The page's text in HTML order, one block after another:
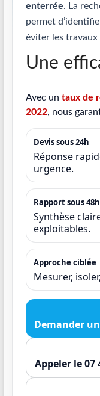
enterrée. La
permet
éviter les travaux
Une
Avec un taux de
2022, nous
Devis sous 24h
Réponse
urgence.
Rapport sous 48h
Synthèse
exploitables.
Approche ciblée
Mesurer,
Demander
Appeler le 07